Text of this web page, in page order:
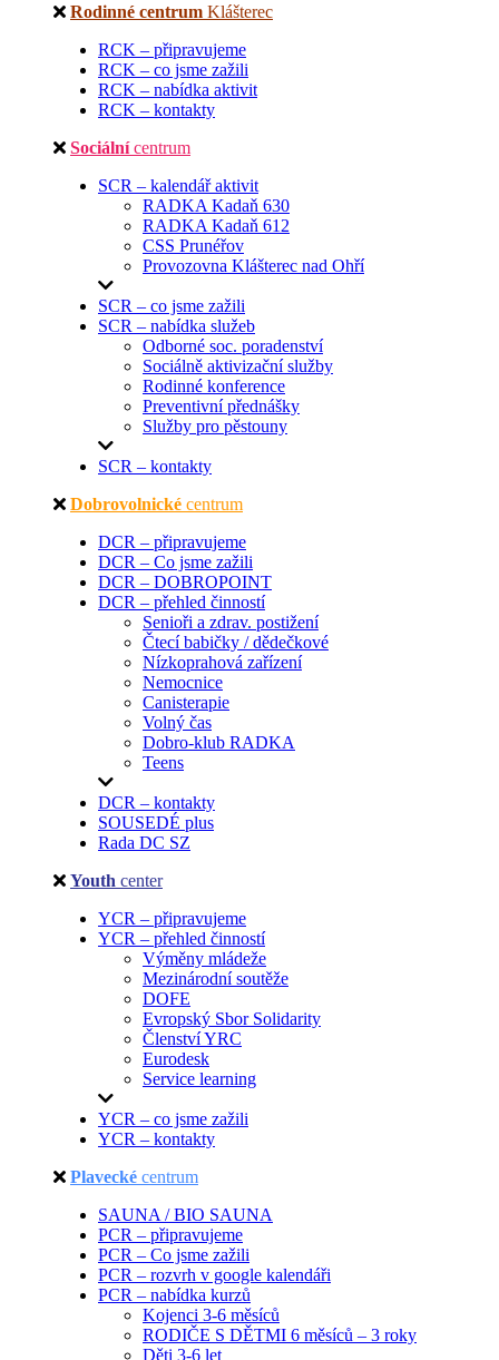
Rodinné centrum Klášterec
RCK – připravujeme
RCK – co jsme zažili
RCK – nabídka aktivit
RCK – kontakty
Sociální centrum
SCR – kalendář aktivit
RADKA Kadaň 630
RADKA Kadaň 612
CSS Prunéřov
Provozovna Klášterec nad Ohří
SCR – co jsme zažili
SCR – nabídka služeb
Odborné soc. poradenství
Sociálně aktivizační služby
Rodinné konference
Preventivní přednášky
Služby pro pěstouny
SCR – kontakty
Dobrovolnické centrum
DCR – připravujeme
DCR – Co jsme zažili
DCR – DOBROPOINT
DCR – přehled činností
Senioři a zdrav. postižení
Čtecí babičky / dědečkové
Nízkoprahová zařízení
Nemocnice
Canisterapie
Volný čas
Dobro-klub RADKA
Teens
DCR – kontakty
SOUSEDÉ plus
Rada DC SZ
Youth center
YCR – připravujeme
YCR – přehled činností
Výměny mládeže
Mezinárodní soutěže
DOFE
Evropský Sbor Solidarity
Členství YRC
Eurodesk
Service learning
YCR – co jsme zažili
YCR – kontakty
Plavecké centrum
SAUNA / BIO SAUNA
PCR – připravujeme
PCR – Co jsme zažili
PCR – rozvrh v google kalendáři
PCR – nabídka kurzů
Kojenci 3-6 měsíců
RODIČE S DĚTMI 6 měsíců – 3 roky
Děti 3-6 let